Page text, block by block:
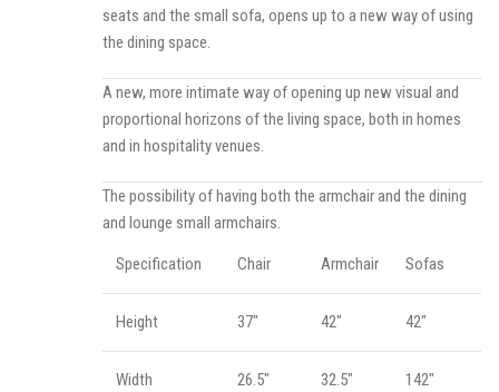
seats and the small sofa, opens up to a new way of using
the dining space.
A new, more intimate way of opening up new visual and
proportional horizons of the living space, both in homes
and in hospitality venues.‎
The possibility of having both the armchair and the dining
and lounge small armchairs.
Specification Chair Armchair Sofas
Height 37" 42" 42"
Width 26.5" 32.5" 142"